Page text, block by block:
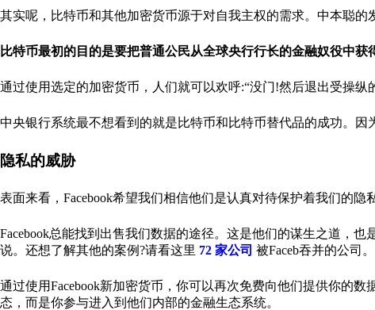
其实呢，比特币和其他加密货币源于对自我主权的需求。中本聪的
比特币最初的目的是要把普通公民从全球央行行长的金融奴役中获
通过使用选定的加密货币，人们就可以欢呼:“没门!然后退出受操纵
中央银行系统最不想看到的就是比特币和比特币替代品的成功。
隐私的威胁
表面来看，Facebook希望我们相信他们是认真对待保护着我们的
Facebook总能找到出售我们数据的途径。这是他们的谋生之道，
说。还想了解其他的案例?请看这里 72 家公司 被Faceb吞并的公司。
通过使用Facebook新加密货币，你可以再次免费向他们提供你的
态，而是你参与进入到他们内部的金融生态系统。